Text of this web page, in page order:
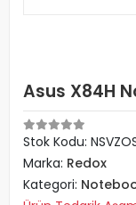
Asus X84H
Stok Kodu:
Marka: Redox
Kategori: